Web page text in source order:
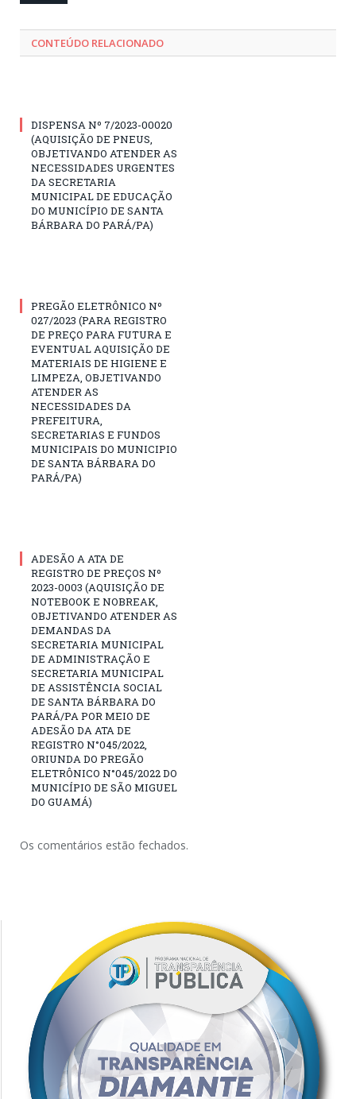
CONTEÚDO RELACIONADO
DISPENSA Nº 7/2023-00020
(AQUISIÇÃO DE PNEUS,
OBJETIVANDO ATENDER AS
NECESSIDADES URGENTES
DA SECRETARIA
MUNICIPAL DE EDUCAÇÃO
DO MUNICÍPIO DE SANTA
BÁRBARA DO PARÁ/PA)
PREGÃO ELETRÔNICO Nº
027/2023 (PARA REGISTRO
DE PREÇO PARA FUTURA E
EVENTUAL AQUISIÇÃO DE
MATERIAIS DE HIGIENE E
LIMPEZA, OBJETIVANDO
ATENDER AS
NECESSIDADES DA
PREFEITURA,
SECRETARIAS E FUNDOS
MUNICIPAIS DO MUNICIPIO
DE SANTA BÁRBARA DO
PARÁ/PA)
ADESÃO A ATA DE
REGISTRO DE PREÇOS Nº
2023-0003 (AQUISIÇÃO DE
NOTEBOOK E NOBREAK,
OBJETIVANDO ATENDER AS
DEMANDAS DA
SECRETARIA MUNICIPAL
DE ADMINISTRAÇÃO E
SECRETARIA MUNICIPAL
DE ASSISTÊNCIA SOCIAL
DE SANTA BÁRBARA DO
PARÁ/PA POR MEIO DE
ADESÃO DA ATA DE
REGISTRO N°045/2022,
ORIUNDA DO PREGÃO
ELETRÔNICO N°045/2022 DO
MUNICÍPIO DE SÃO MIGUEL
DO GUAMÁ)
Os comentários estão fechados.